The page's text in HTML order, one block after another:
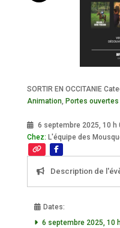
SORTIR EN OCCITANIE
Animation, Portes
6 septembre 2025, 10 h
Chez: L'équipe des
Description de
Dates:
6 septembre 2025, 10